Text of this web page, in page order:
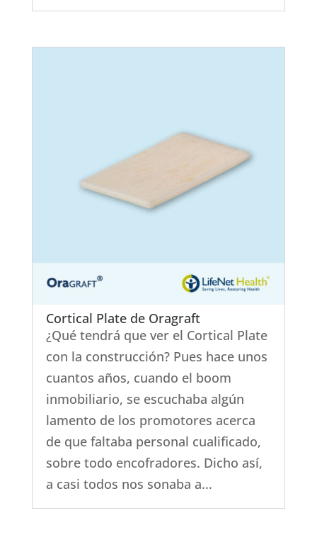
Cortical Plate de Oragraft
¿Qué tendrá que ver el Cortical Plate
con la construcción? Pues hace unos
cuantos años, cuando el boom
inmobiliario, se escuchaba algún
lamento de los promotores acerca
de que faltaba personal cualificado,
sobre todo encofradores. Dicho así,
a casi todos nos sonaba a...